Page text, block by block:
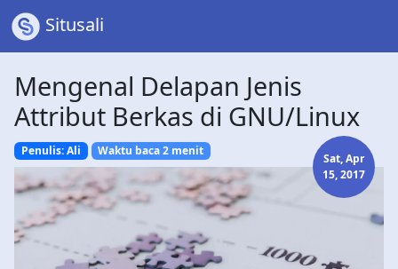
Situsali
Mengenal Delapan Jenis
Attribut Berkas di GNU/Linux
Penulis: Ali Waktu baca 2 menit
Sat, Apr
15, 2017